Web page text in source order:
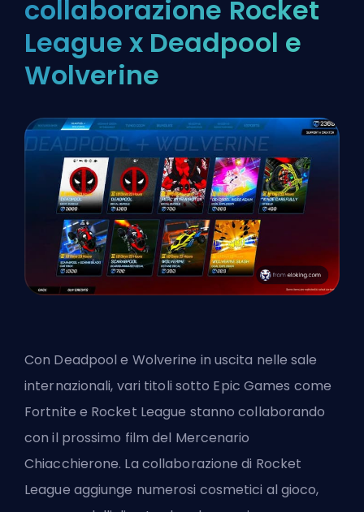
collaborazione Rocket
League x Deadpool e
Wolverine
Con Deadpool e Wolverine in uscita nelle sale
internazionali, vari titoli sotto Epic Games come
Fortnite e Rocket League stanno collaborando
con il prossimo film del Mercenario
Chiacchierone. La collaborazione di Rocket
League aggiunge numerosi cosmetici al gioco,